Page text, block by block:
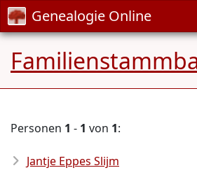
Genealogie Online
Personen 1 - 1 von 1:
Jantje Eppes Slijm